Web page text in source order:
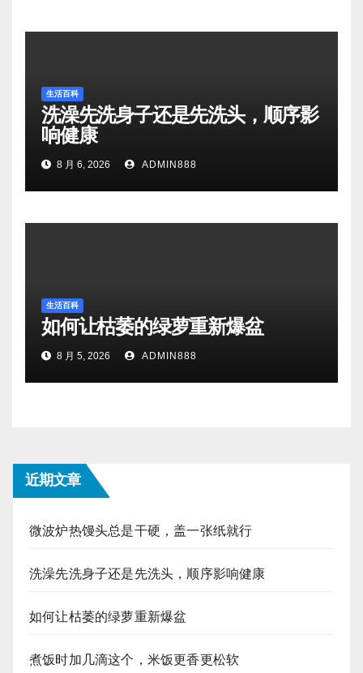
生活百科
洗澡先洗身子还是先洗头，顺序影
响健康
8 月 6, 2026 ADMIN888
生活百科
如何让枯萎的绿萝重新爆盆
8 月 5, 2026 ADMIN888
近期文章
微波炉热馒头总是干硬，盖一张纸就行
洗澡先洗身子还是先洗头，顺序影响健康
如何让枯萎的绿萝重新爆盆
煮饭时加几滴这个，米饭更香更松软